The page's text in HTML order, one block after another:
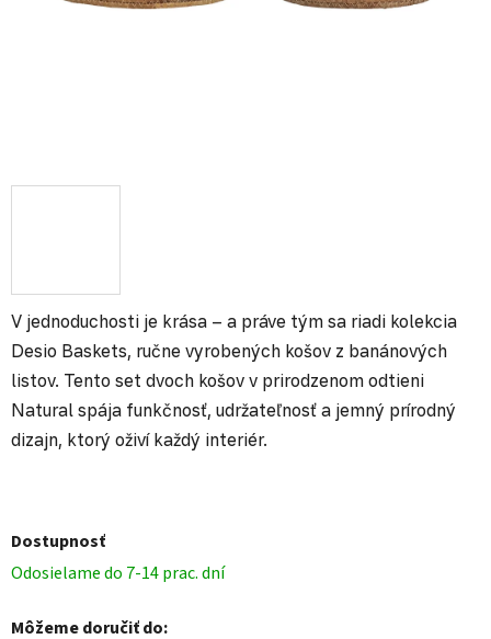
V jednoduchosti je krása – a práve tým sa riadi kolekcia
Desio Baskets, ručne vyrobených košov z banánových
listov. Tento set dvoch košov v prirodzenom odtieni
Natural spája funkčnosť, udržateľnosť a jemný prírodný
dizajn, ktorý oživí každý interiér.
Dostupnosť
Odosielame do 7-14 prac. dní
Môžeme doručiť do: